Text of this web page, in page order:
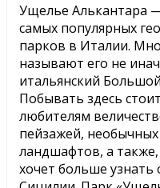
Ущелье Алькантара
самых популярных
парков в Италии.
называют его не
итальянский
Побывать здесь
любителям
пейзажей,
ландшафтов, а
хочет больше узнать